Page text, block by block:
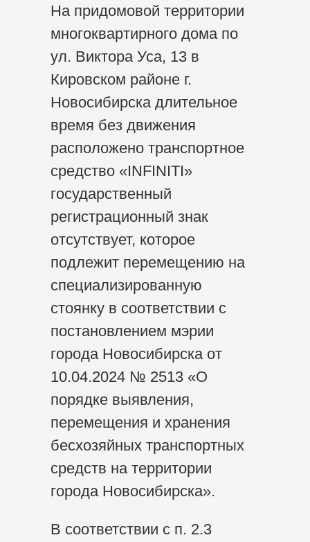
На придомовой территории
многоквартирного дома по
ул. Виктора Уса, 13 в
Кировском районе г.
Новосибирска длительное
время без движения
расположено транспортное
средство «INFINITI»
государственный
регистрационный знак
отсутствует, которое
подлежит перемещению на
специализированную
стоянку в соответствии с
постановлением мэрии
города Новосибирска от
10.04.2024 № 2513 «О
порядке выявления,
перемещения и хранения
бесхозяйных транспортных
средств на территории
города Новосибирска».
В соответствии с п. 2.3